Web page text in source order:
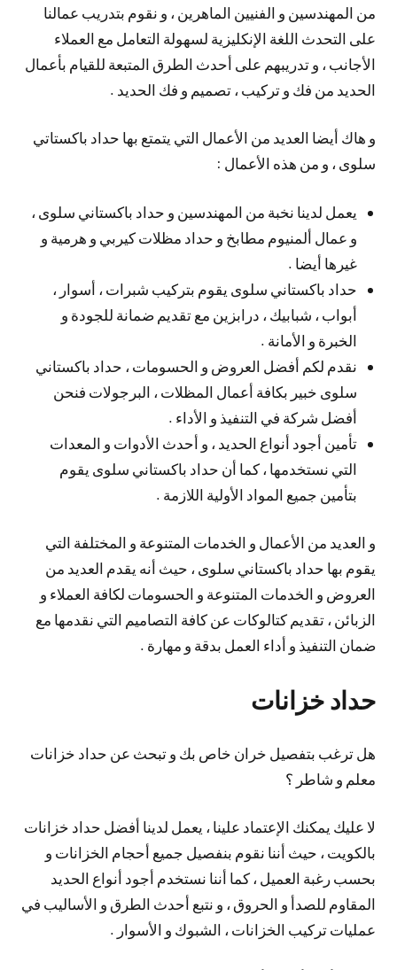
من المهندسين و الفنيين الماهرين ، و نقوم بتدريب عمالنا
على التحدث اللغة الإنكليزية لسهولة التعامل مع العملاء
الأجانب ، و تدريبهم على أحدث الطرق المتبعة للقيام بأعمال
الحديد من فك و تركيب ، تصميم و فك الحديد .
و هاك أيضا العديد من الأعمال التي يتمتع بها حداد باكستاتي
سلوى ، و من هذه الأعمال :
يعمل لدينا نخبة من المهندسين و حداد باكستاني سلوى ،
و عمال ألمنيوم مطابخ و حداد مظلات كيربي و هرمية و
غيرها أيضا .
حداد باكستاني سلوى يقوم بتركيب شبرات ، أسوار ،
أبواب ، شبابيك ، درابزين مع تقديم ضمانة للجودة و
الخبرة و الأمانة .
نقدم لكم أفضل العروض و الحسومات ، حداد باكستاني
سلوى خبير بكافة أعمال المظلات ، البرجولات فنحن
أفضل شركة في التنفيذ و الأداء .
تأمين أجود أنواع الحديد ، و أحدث الأدوات و المعدات
التي نستخدمها ، كما أن حداد باكستاني سلوى يقوم
بتأمين جميع المواد الأولية اللازمة .
و العديد من الأعمال و الخدمات المتنوعة و المختلفة التي
يقوم بها حداد باكستاني سلوى ، حيث أنه يقدم العديد من
العروض و الخدمات المتنوعة و الحسومات لكافة العملاء و
الزبائن ، تقديم كتالوكات عن كافة التصاميم التي نقدمها مع
ضمان التنفيذ و أداء العمل بدقة و مهارة .
حداد خزانات
هل ترغب بتفصيل خران خاص بك و تبحث عن حداد خزانات
معلم و شاطر ؟
لا عليك يمكنك الإعتماد علينا ، يعمل لدينا أفضل حداد خزانات
بالكويت ، حيث أننا نقوم بنفصيل جميع أحجام الخزانات و
بحسب رغبة العميل ، كما أننا نستخدم أجود أنواع الحديد
المقاوم للصدأ و الحروق ، و نتبع أحدث الطرق و الأساليب في
عمليات تركيب الخزانات ، الشبوك و الأسوار .